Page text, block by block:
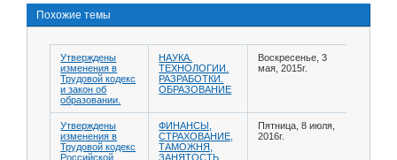
Похожие темы
Утверждены
изменения в
Трудовой кодекс
и закон об
образовании.
НАУКА.
ТЕХНОЛОГИИ.
РАЗРАБОТКИ.
ОБРАЗОВАНИЕ
Воскресенье, 3
мая, 2015г.
Утверждены
изменения в
Трудовой кодекс
Российской
ФИНАНСЫ,
СТРАХОВАНИЕ,
ТАМОЖНЯ,
ЗАНЯТОСТЬ
Пятница, 8 июля,
2016г.